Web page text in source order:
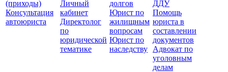
(приходы)
Консультация
автоюриста
Личный
кабинет
Директолог
по
юридической
тематике
долгов
Юрист по
жилищным
вопросам
Юрист по
наследству
ДДУ
Помощь
юриста в
составлении
документов
Адвокат по
уголовным
делам